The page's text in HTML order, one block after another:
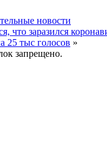
новости
что заразился
25 тыс голосов »
запрещено.